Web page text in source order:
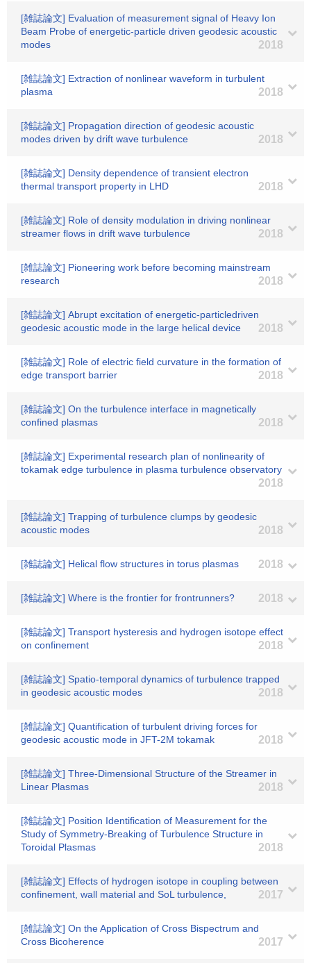
[雑誌論文] Evaluation of measurement signal of Heavy Ion
Beam Probe of energetic-particle driven geodesic acoustic
modes
2018
[雑誌論文] Extraction of nonlinear waveform in turbulent
plasma
2018
[雑誌論文] Propagation direction of geodesic acoustic
modes driven by drift wave turbulence
2018
[雑誌論文] Density dependence of transient electron
thermal transport property in LHD
2018
[雑誌論文] Role of density modulation in driving nonlinear
streamer flows in drift wave turbulence
2018
[雑誌論文] Pioneering work before becoming mainstream
research
2018
[雑誌論文] Abrupt excitation of energetic-particledriven
geodesic acoustic mode in the large helical device
2018
[雑誌論文] Role of electric field curvature in the formation of
edge transport barrier
2018
[雑誌論文] On the turbulence interface in magnetically
confined plasmas
2018
[雑誌論文] Experimental research plan of nonlinearity of
tokamak edge turbulence in plasma turbulence observatory
2018
[雑誌論文] Trapping of turbulence clumps by geodesic
acoustic modes
2018
[雑誌論文] Helical flow structures in torus plasmas 2018
[雑誌論文] Where is the frontier for frontrunners? 2018
[雑誌論文] Transport hysteresis and hydrogen isotope effect
on confinement
2018
[雑誌論文] Spatio-temporal dynamics of turbulence trapped
in geodesic acoustic modes
2018
[雑誌論文] Quantification of turbulent driving forces for
geodesic acoustic mode in JFT-2M tokamak
2018
[雑誌論文] Three-Dimensional Structure of the Streamer in
Linear Plasmas
2018
[雑誌論文] Position Identification of Measurement for the
Study of Symmetry-Breaking of Turbulence Structure in
Toroidal Plasmas
2018
[雑誌論文] Effects of hydrogen isotope in coupling between
confinement, wall material and SoL turbulence,
2017
[雑誌論文] On the Application of Cross Bispectrum and
Cross Bicoherence
2017